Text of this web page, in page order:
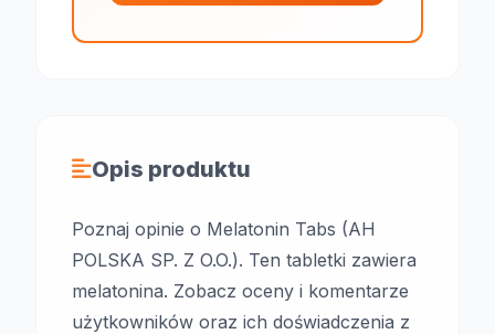
Opis produktu
Poznaj opinie o Melatonin Tabs (AH
POLSKA SP. Z O.O.). Ten tabletki zawiera
melatonina. Zobacz oceny i komentarze
użytkowników oraz ich doświadczenia z